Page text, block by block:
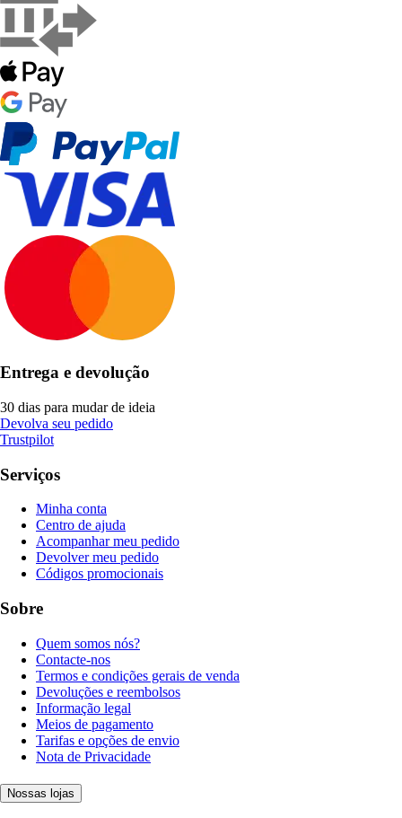
Entrega e devolução
30 dias para mudar de ideia
Devolva seu pedido
Trustpilot
Serviços
Minha conta
Centro de ajuda
Acompanhar meu pedido
Devolver meu pedido
Códigos promocionais
Sobre
Quem somos nós?
Contacte-nos
Termos e condições gerais de venda
Devoluções e reembolsos
Informação legal
Meios de pagamento
Tarifas e opções de envio
Nota de Privacidade
Nossas lojas